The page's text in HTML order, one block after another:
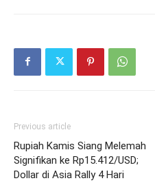
Previous article
Rupiah Kamis Siang Melemah
Signifikan ke Rp15.412/USD;
Dollar di Asia Rally 4 Hari